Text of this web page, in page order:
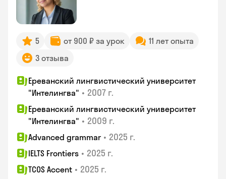
5 от 900 ₽ за урок
11 лет опыта
3 отзыва
Ереванский лингвистический университет
"Интелингва" • 2007 г.
Ереванский лингвистический университет
"Интелингва" • 2009 г.
Advanced grammar • 2025 г.
IELTS Frontiers • 2025 г.
TCOS Accent • 2025 г.